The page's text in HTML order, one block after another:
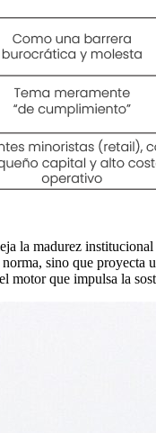
la madurez
sino que proyecta
motor que impulsa la